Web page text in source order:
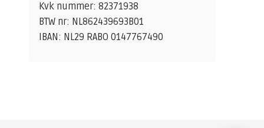
Kvk nummer: 82371938
BTW nr: NL862439693B01
IBAN: NL29 RABO 0147767490